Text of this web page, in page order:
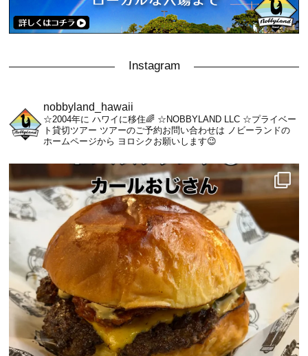
Instagram
nobbyland_hawaii
☆2004年に ハワイに移住🌈 ☆NOBBYLAND LLC ☆プライベー
ト貸切ツアー ツアーのご予約お問い合わせは ノビーランドの
ホームページから ヨロシクお願いします😉